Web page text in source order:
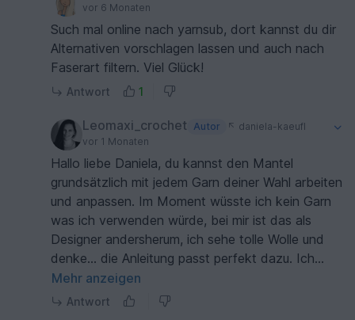
vor 6 Monaten
Such mal online nach yarnsub, dort kannst du dir
Alternativen vorschlagen lassen und auch nach
Faserart filtern. Viel Glück!
Antwort 1
Leomaxi_crochet Autor
daniela-kaeufl
vor 1 Monaten
Hallo liebe Daniela, du kannst den Mantel
grundsätzlich mit jedem Garn deiner Wahl arbeiten
und anpassen. Im Moment wüsste ich kein Garn
was ich verwenden würde, bei mir ist das als
Designer andersherum, ich sehe tolle Wolle und
denke... die Anleitung passt perfekt dazu. Ich
hoffe du bist mittlerweile fündig geworden und
sende ganz liebe Grüße ❤️
Mehr anzeigen
Antwort